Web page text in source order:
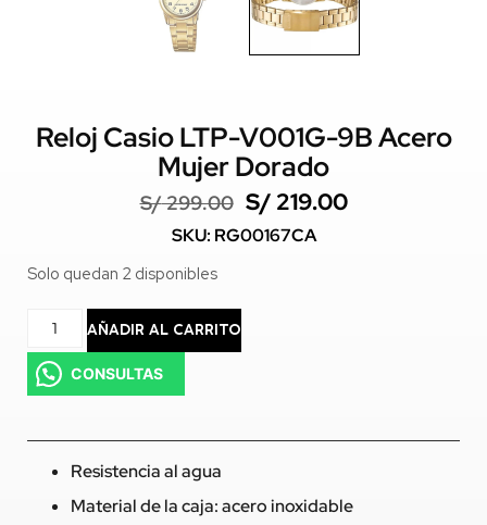
Reloj Casio LTP-V001G-9B Acero
Mujer Dorado
S/299.00 S/ 219.00
SKU: RG00167CA
Solo quedan 2 disponibles
AÑADIR AL CARRITO
CONSULTAS
Resistencia al agua
Material de la caja: acero inoxidable